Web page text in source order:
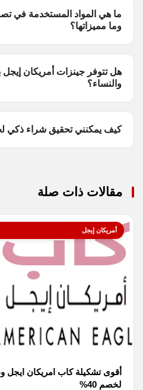
ما هي المواد المستخدمة في
وما مميزاتها؟
هل تتوفر جينزات أمريكان
والنساء؟
كيف يمكنني تحقيق شراء ذكي
مقالات ذات صلة
أمريكان إيجل
أقوى تشكيلة كاب امريكان ايجل
لخصم 40%